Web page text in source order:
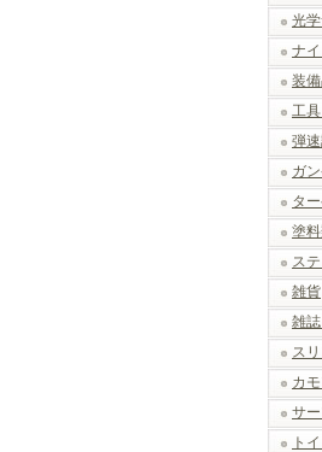
光
ナ
装
工
弾
ガ
タ
塗
ス
雑貨
雑
ス
カ
サ
ト